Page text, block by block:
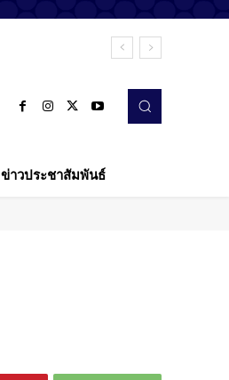
ข่าวประชาสัมพันธ์